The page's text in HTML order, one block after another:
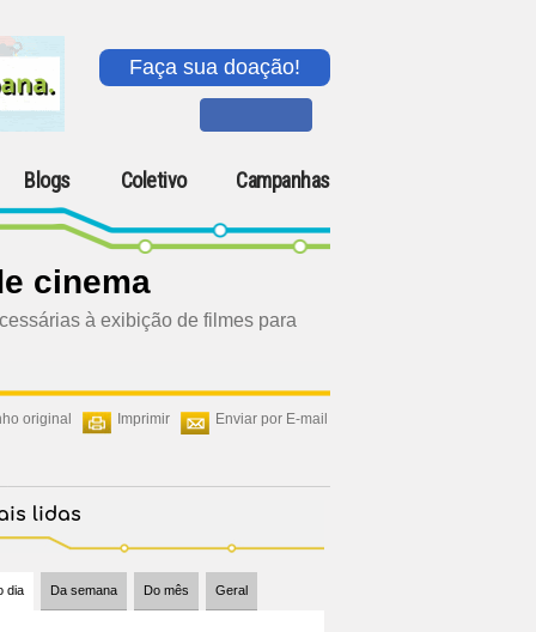
Faça sua doação!
Blogs Coletivo Campanhas
cinema
à exibição de filmes para
Enviar por E-mail
Imprimir
original
lidas
dia Da semana Do mês Geral